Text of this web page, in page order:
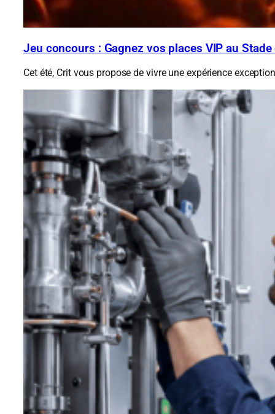
Jeu concours : Gagnez vos places VIP au Stade
Cet été, Crit vous propose de vivre une expérience